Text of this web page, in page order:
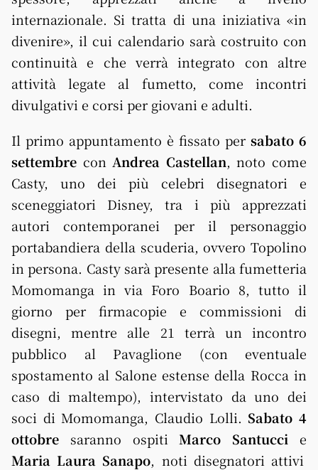
internazionale. Si tratta di una iniziativa «in
divenire», il cui calendario sarà costruito con
continuità e che verrà integrato con altre
attività legate al fumetto, come incontri
divulgativi e corsi per giovani e adulti.
Il primo appuntamento è fissato per sabato 6
settembre con Andrea Castellan, noto come
Casty, uno dei più celebri disegnatori e
sceneggiatori Disney, tra i più apprezzati
autori contemporanei per il personaggio
portabandiera della scuderia, ovvero Topolino
in persona. Casty sarà presente alla fumetteria
Momomanga in via Foro Boario 8, tutto il
giorno per firmacopie e commissioni di
disegni, mentre alle 21 terrà un incontro
pubblico al Pavaglione (con eventuale
spostamento al Salone estense della Rocca in
caso di maltempo), intervistato da uno dei
soci di Momomanga, Claudio Lolli. Sabato 4
ottobre saranno ospiti Marco Santuccie
Maria Laura Sanapo, noti disegnatori attivi